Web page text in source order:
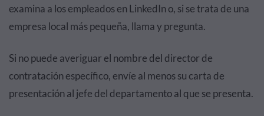
examina a los empleados en LinkedIn o, si se trata de una
empresa local más pequeña, llama y pregunta.
Si no puede averiguar el nombre del director de
contratación específico, envíe al menos su carta de
presentación al jefe del departamento al que se presenta.